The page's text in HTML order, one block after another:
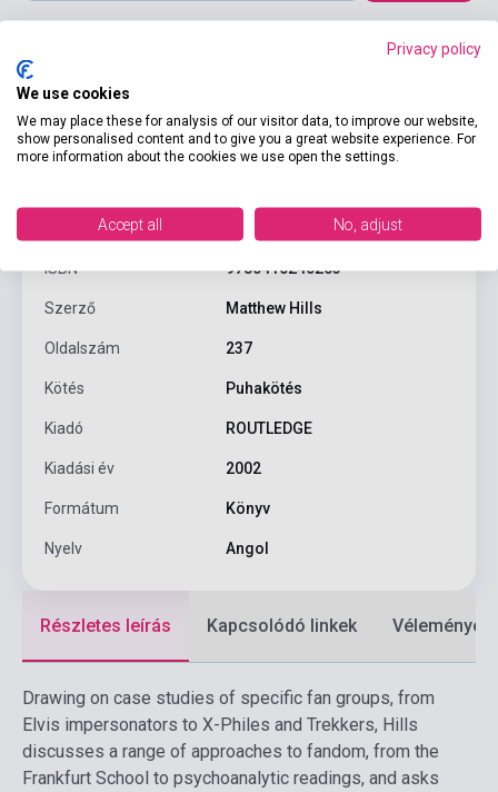
ISBN 9780415240253
Szerző Matthew Hills
Oldalszám 237
Kötés Puhakötés
Kiadó ROUTLEDGE
Kiadási év 2002
Formátum Könyv
Nyelv Angol
Részletes leírás Kapcsolódó linkek Vélemények
Drawing on case studies of specific fan groups, from
Elvis impersonators to X-Philes and Trekkers, Hills
discusses a range of approaches to fandom, from the
Frankfurt School to psychoanalytic readings, and asks
Privacy policy
We use cookies
We may place these for analysis of our visitor data, to improve our website,
show personalised content and to give you a great website experience. For
more information about the cookies we use open the settings.
Accept all No, adjust